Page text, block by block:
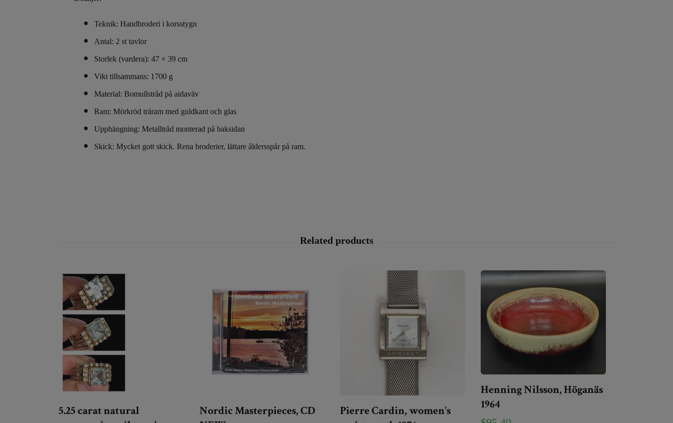
Teknik: Handbroderi i korsstygn
Antal: 2 st tavlor
Storlek (vardera): 47 × 39 cm
Vikt tillsammans: 1700 g
Material: Bomullstråd på aidaväv
Ram: Mörkröd träram med guldkant och glas
Upphängning: Metalltråd monterad på baksidan
Skick: Mycket gott skick. Rena broderier, lättare åldersspår på ram.
5.25 carat natural
Nordic Masterpieces, CD
Pierre Cardin, women's
Henning Nilsson, Höganäs
1964